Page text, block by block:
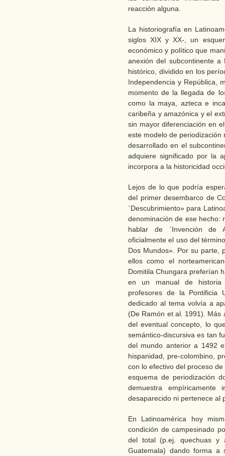
reacción alguna.
La historiografía en
siglos XIX y XX-, un
económico y político que
anexión del subcontinente
histórico, dividido en los
Independencia y República,
momento de la llegada de
como la maya, azteca e
caribeña y amazónica y el
sin mayor diferenciación en
este modelo de
desarrollado en el
adquiere significado por la
incorpora a la historicidad
Lejos de lo que podría
del primer desembarco de
`Descubrimiento» para
denominación de ese hecho:
hablar de `Invención de
oficialmente el uso del
Dos Mundos». Por su parte,
ellos como el
Domitila Chungara preferían
en un manual de historia
profesores de la Pontificia
dedicado al tema volvía a
(De Ramón et al. 1991). Más
del eventual concepto, lo
semántico-discursiva es tan
del mundo anterior a 1492
hispanidad, pre-colombino,
con lo efectivo del proceso
esquema de periodización
demuestra
desaparecido ni pertenece al
En Latinoamérica hoy
condición de campesinado
del total (p.ej. quechuas y
Guatemala) dando forma a